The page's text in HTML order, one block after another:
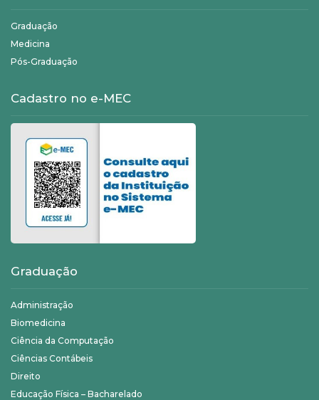
Graduação
Medicina
Pós-Graduação
Cadastro no e-MEC
Graduação
Administração
Biomedicina
Ciência da Computação
Ciências Contábeis
Direito
Educação Física – Bacharelado